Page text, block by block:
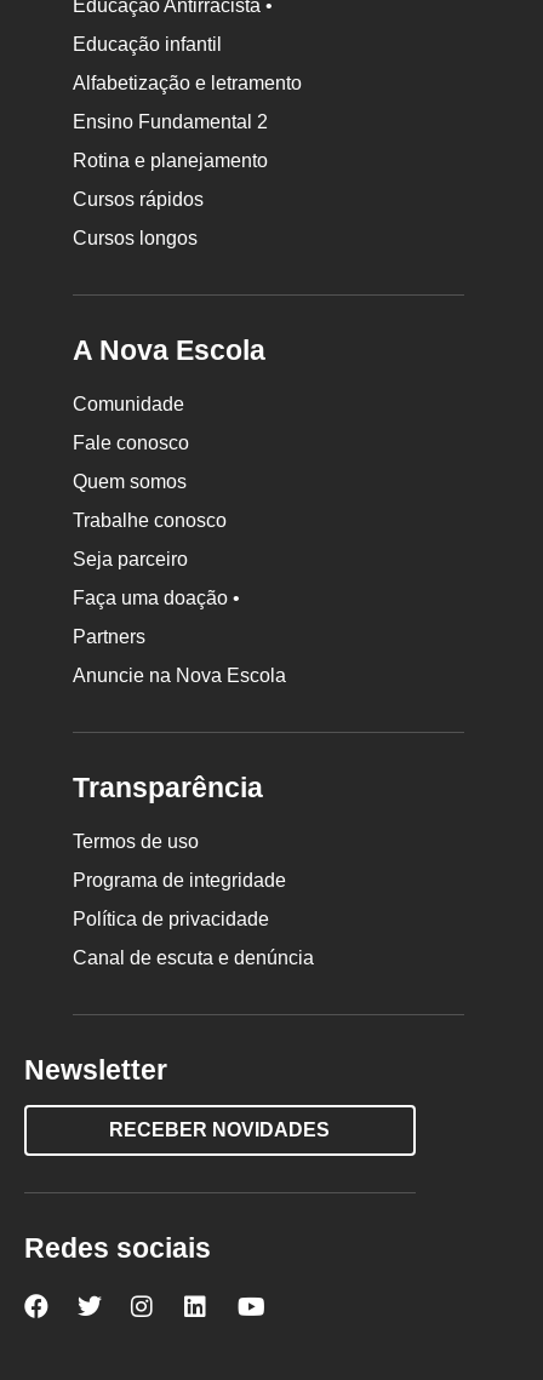
Educação Antirracista •
Educação infantil
Alfabetização e letramento
Ensino Fundamental 2
Rotina e planejamento
Cursos rápidos
Cursos longos
A Nova Escola
Comunidade
Fale conosco
Quem somos
Trabalhe conosco
Seja parceiro
Faça uma doação •
Partners
Anuncie na Nova Escola
Transparência
Termos de uso
Programa de integridade
Política de privacidade
Canal de escuta e denúncia
Newsletter
RECEBER NOVIDADES
Redes sociais
NovaNova Nova Nova